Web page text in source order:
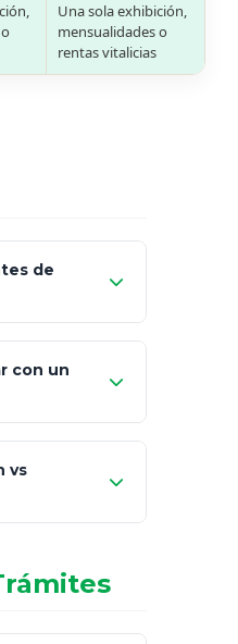
Una sola exhibición,
mensualidades o
rentas vitalicias
de
en
con un
técnico
vs